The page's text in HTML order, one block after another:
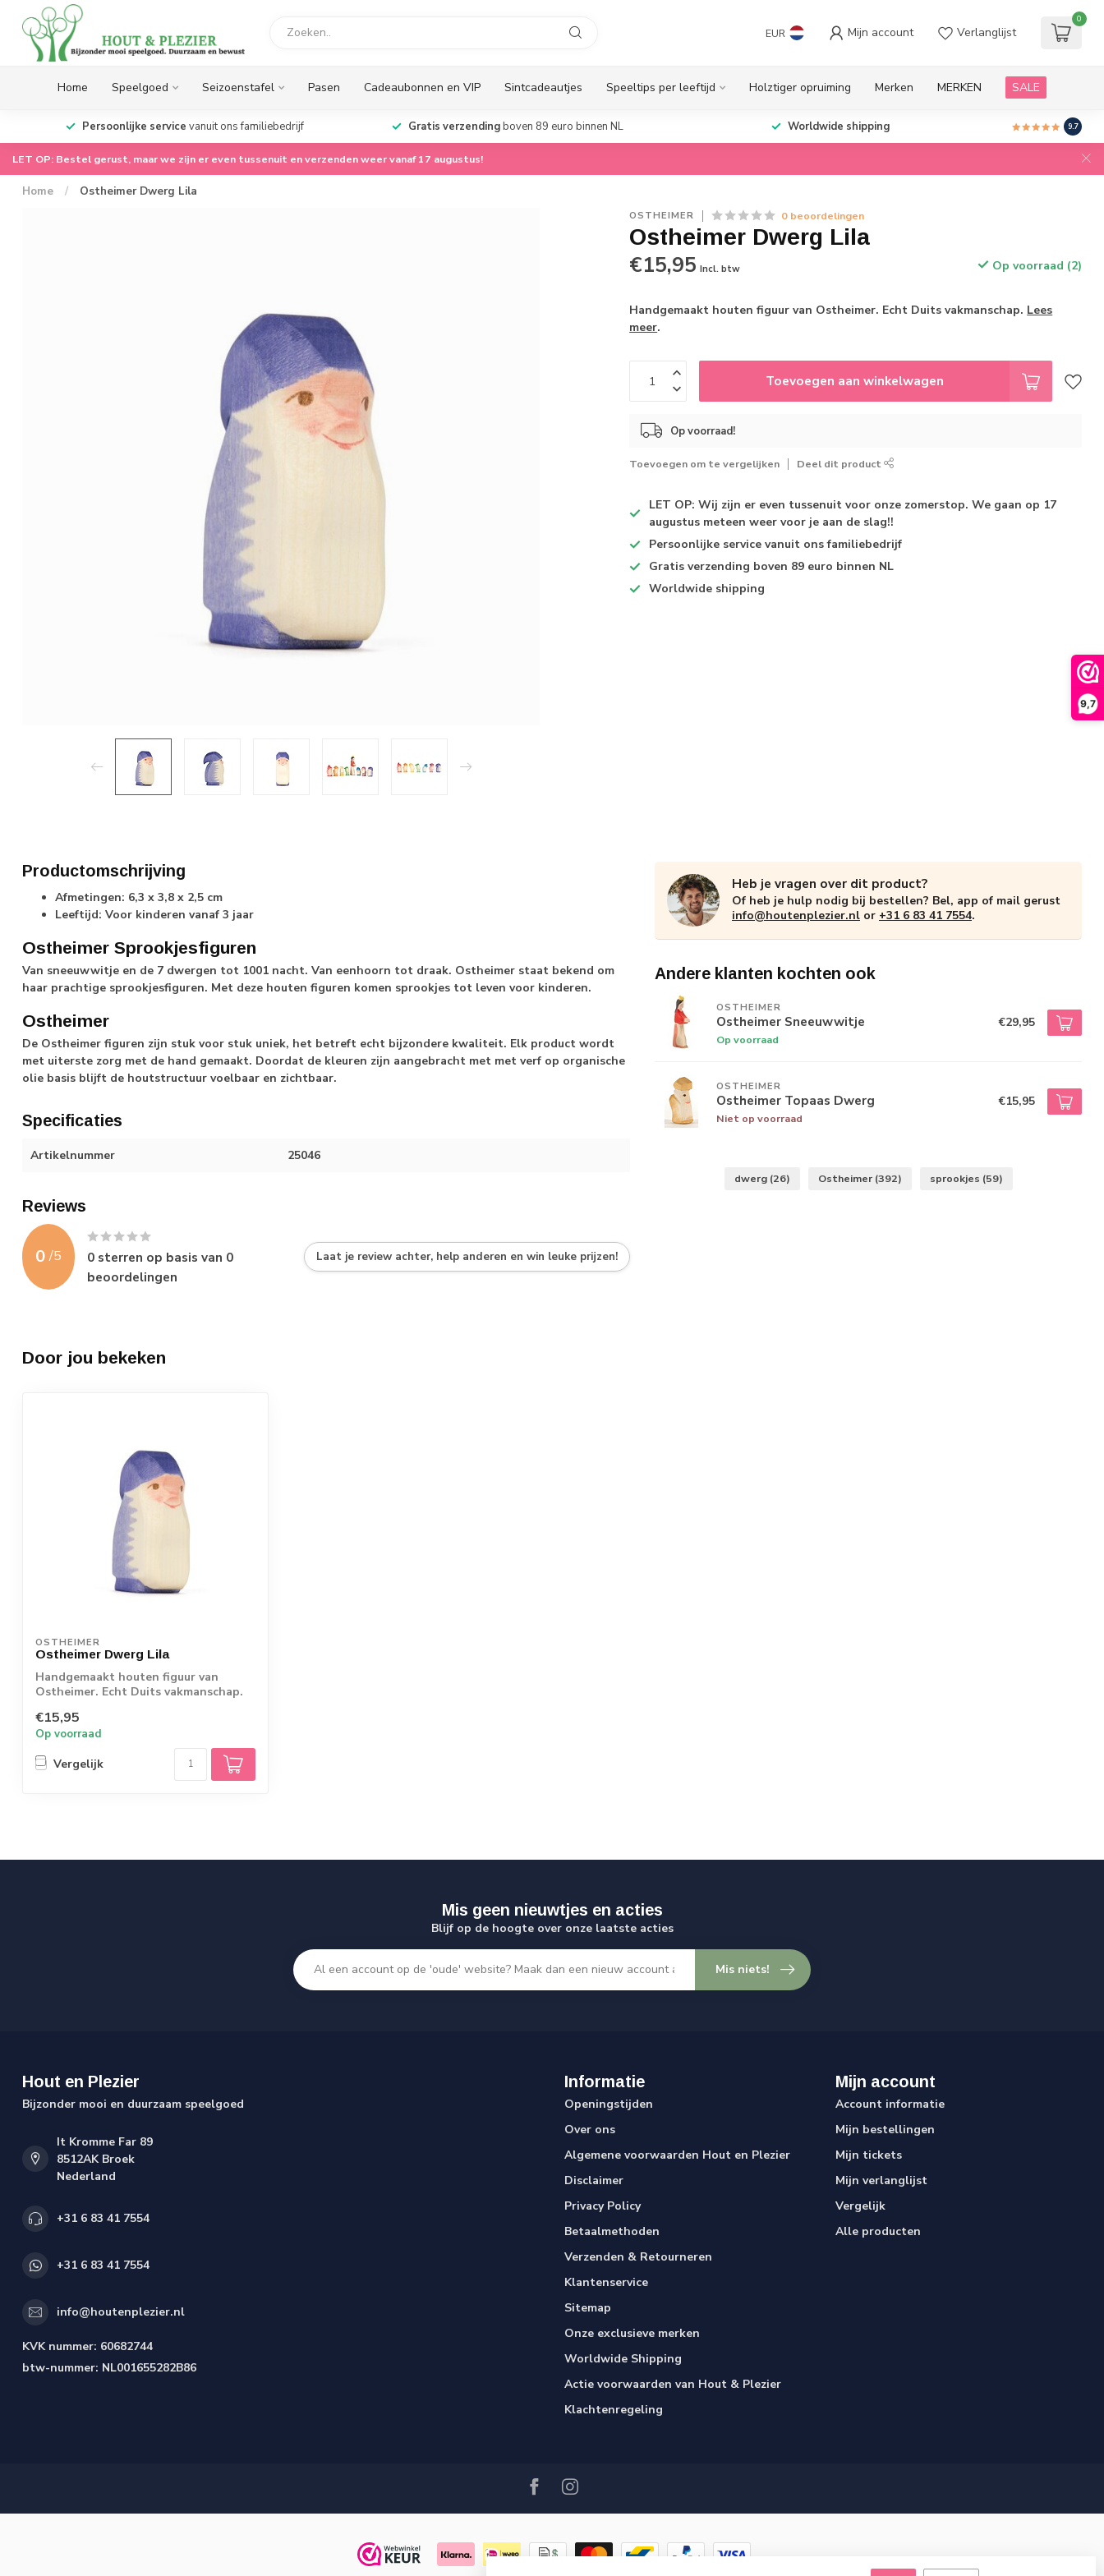
9,7
EUR Mijn account Verlanglijst
0
Home Speelgoed Seizoenstafel Pasen Cadeaubonnen en VIP Sintcadeautjes Speeltips per leeftijd Holztiger opruiming Merken MERKEN SALE
Persoonlijke service vanuit ons familiebedrijf Gratis verzendingboven 89 euro binnen NL Worldwide shipping 9.7
LET OP: Bestel gerust, maar we zijn er even tussenuit en verzenden weer vanaf 17 augustus!
Home / Ostheimer Dwerg Lila
OSTHEIMER 0 beoordelingen
Ostheimer Dwerg Lila
€15,95 Incl. btw Op voorraad (2)
Handgemaakt houten figuur van Ostheimer. Echt Duits vakmanschap. Lees
meer.
Toevoegen aan winkelwagen
Op voorraad!
Toevoegen om te vergelijken Deel dit product
LET OP: Wij zijn er even tussenuit voor onze zomerstop. We gaan op 17
augustus meteen weer voor je aan de slag!!
Persoonlijke service vanuit ons familiebedrijf
Gratis verzending boven 89 euro binnen NL
Worldwide shipping
Productomschrijving
Afmetingen: 6,3 x 3,8 x 2,5 cm
Leeftijd: Voor kinderen vanaf 3 jaar
Ostheimer Sprookjesfiguren
Van sneeuwwitje en de 7 dwergen tot 1001 nacht. Van eenhoorn tot draak. Ostheimer staat bekend om
haar prachtige sprookjesfiguren. Met deze houten figuren komen sprookjes tot leven voor kinderen.
Ostheimer
De Ostheimer figuren zijn stuk voor stuk uniek, het betreft echt bijzondere kwaliteit. Elk product wordt
met uiterste zorg met de hand gemaakt. Doordat de kleuren zijn aangebracht met met verf op organische
olie basis blijft de houtstructuur voelbaar en zichtbaar.
Specificaties
Artikelnummer 25046
Reviews
0 /5 0 sterren op basis van 0
beoordelingen
Laat je review achter, help anderen en win leuke prijzen!
Heb je vragen over dit product?
Of heb je hulp nodig bij bestellen? Bel, app of mail gerust
info@houtenplezier.nl or +31 6 83 41 7554.
Andere klanten kochten ook
OSTHEIMER
Ostheimer Sneeuwwitje
Op voorraad
€29,95
OSTHEIMER
Ostheimer Topaas Dwerg
Niet op voorraad
€15,95
dwerg (26) Ostheimer (392) sprookjes (59)
Door jou bekeken
OSTHEIMER
Ostheimer Dwerg Lila
Handgemaakt houten figuur van
Ostheimer. Echt Duits vakmanschap.
€15,95
Op voorraad
Vergelijk
Mis geen nieuwtjes en acties
Blijf op de hoogte over onze laatste acties
Mis niets!
Hout en Plezier
Bijzonder mooi en duurzaam speelgoed
It Kromme Far 89
8512AK Broek
Nederland
+31 6 83 41 7554
+31 6 83 41 7554
info@houtenplezier.nl
KVK nummer: 60682744
btw-nummer: NL001655282B86
Informatie
Openingstijden
Over ons
Algemene voorwaarden Hout en Plezier
Disclaimer
Privacy Policy
Betaalmethoden
Verzenden & Retourneren
Klantenservice
Sitemap
Onze exclusieve merken
Worldwide Shipping
Actie voorwaarden van Hout & Plezier
Klachtenregeling
Mijn account
Account informatie
Mijn bestellingen
Mijn tickets
Mijn verlanglijst
Vergelijk
Alle producten